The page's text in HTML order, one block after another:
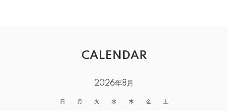
CALENDAR
2026年8月
日 月 火 水 木 金 土